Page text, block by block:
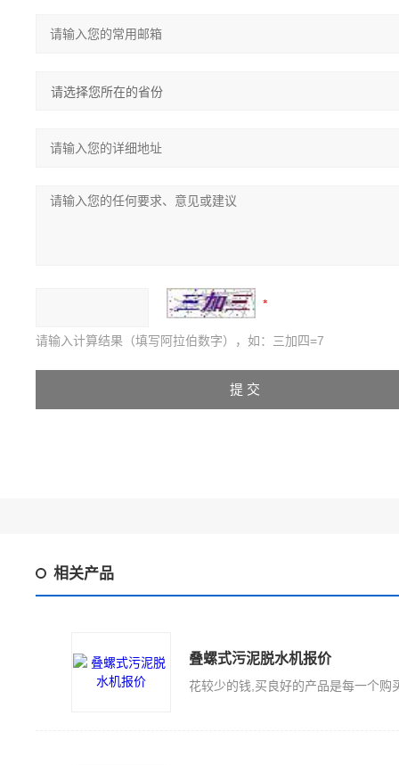
请输入计算结果（填写阿拉伯数字），如：三加四=7
相关产品
叠螺式污泥脱水机报价